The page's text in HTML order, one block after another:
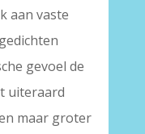
aan vaste
gevoel de
uiteraard
maar groter